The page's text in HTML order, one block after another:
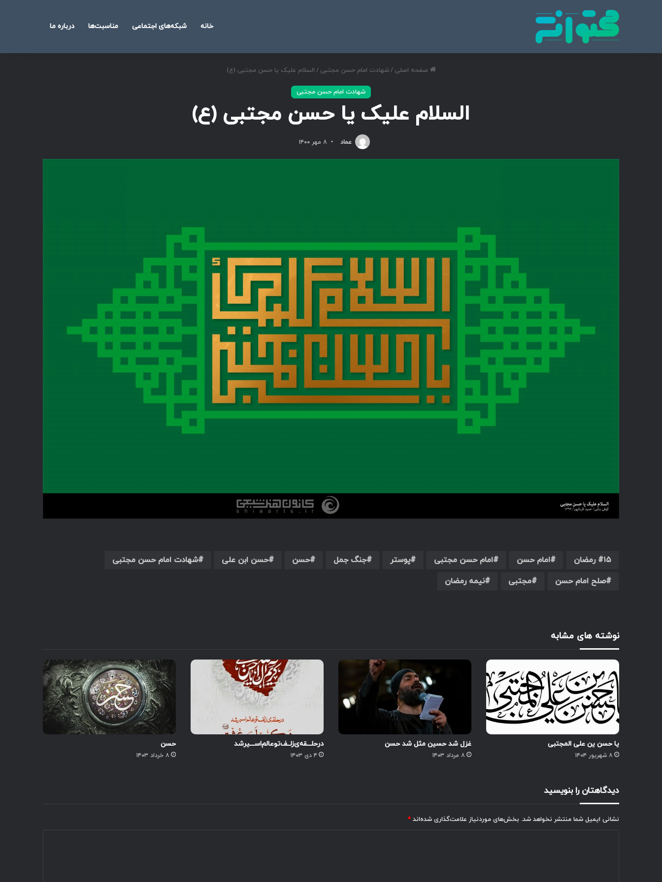
خانه شبکه‌های اجتماعی مناسبت‌ها درباره ما
محتوا نشر پایگاه تخصصی انتشار محتوای مناسبتی و موضوعی
صفحه اصلی /شهادت امام حسن مجتبی / السلام علیک یا حسن مجتبی (ع)
شهادت امام حسن مجتبی
السلام علیک یا حسن مجتبی (ع)
عماد ۸ مهر ۱۴۰۰
۱۵ رمضان امام حسن امام حسن مجتبی پوستر جنگ جمل حسن حسن ابن علی
شهادت امام حسن مجتبی
صلح امام حسن
مجتبی نیمه رمضان
نوشته های مشابه
یا حسن ین علی المجتبی
۸ شهریور ۱۴۰۴
غزل شد حسین مثل شد حسن
۸ مرداد ۱۴۰۳
درحلـــقه‌ی‌زلــف‌تو‌عالم‌اســـیرشد
۴ دی ۱۴۰۳
حسن
۸ خرداد ۱۴۰۳
دیدگاهتان را بنویسید
نشانی ایمیل شما منتشر نخواهد شد. بخش‌های موردنیاز علامت‌گذاری شده‌اند *